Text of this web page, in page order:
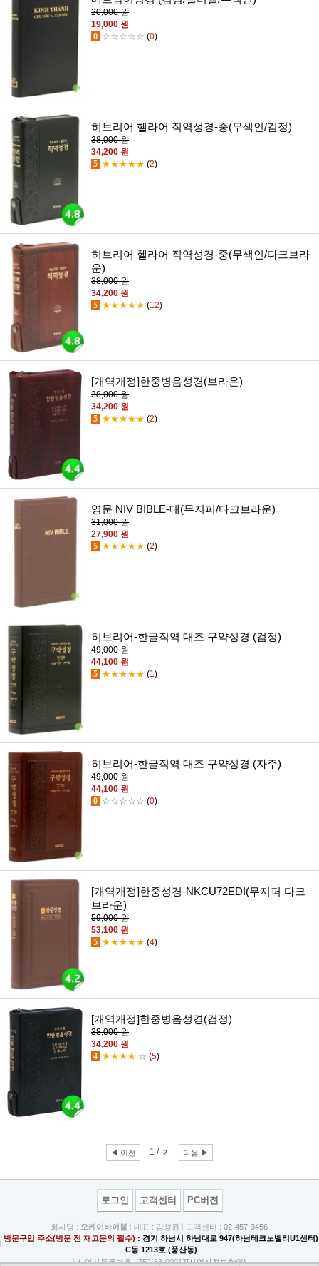
20,000 원
19,000 원
0 ☆☆☆☆☆ (0)
히브리어 헬라어 직역성경-중(무색인/검정)
38,000 원
34,200 원
5 ★★★★★ (2)
히브리어 헬라어 직역성경-중(무색인/다크브라
운)
38,000 원
34,200 원
5 ★★★★★ (12)
[개역개정]한중병음성경(브라운)
38,000 원
34,200 원
5 ★★★★★ (2)
영문 NIV BIBLE-대(무지퍼/다크브라운)
31,000 원
27,900 원
5 ★★★★★ (2)
히브리어-한글직역 대조 구약성경 (검정)
49,000 원
44,100 원
5 ★★★★★ (1 )
히브리어-한글직역 대조 구약성경 (자주)
49,000 원
44,100 원
0 ☆☆☆☆☆ (0)
[개역개정]한중성경-NKCU72EDI(무지퍼 다크
브라운)
59,000 원
53,100 원
5 ★★★★★ (4)
[개역개정]한중병음성경(검정)
38,000 원
34,200 원
4 ★★★★ ☆ (5)
◀ 이전 1 / 2 다음 ▶
로그인 고객센터 PC버전
회사명 : 오케이바이블 대표 : 김성원 고객센터 : 02-457-3456
방문구입 주소(방문 전 재고문의 필수) : 경기 하남시 하남대로 947(하남테크노밸리U1센터)
C동 1213호 (풍산동)
사업자등록번호 : 752-33-00017[사업자정보확인]